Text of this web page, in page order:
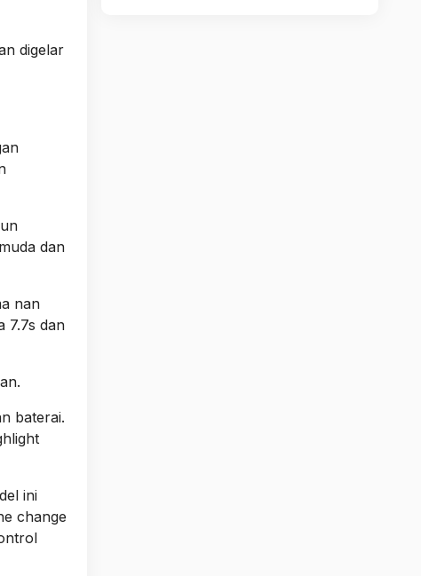
digelar
dan
nan
7.7s dan
baterai.
ini
change